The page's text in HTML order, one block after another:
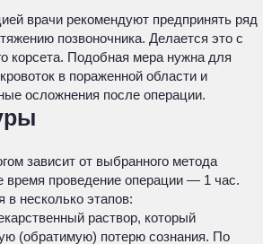
врачи рекомендуют предпринять ряд
позвоночника. Делается это с
корсета. Подобная мера нужна для
в пораженной области и
осложнения после операции.
зависит от выбранного метода
время проведение операции — 1 час.
в несколько этапов:
раствор, который
(обратимую) потерю сознания. По